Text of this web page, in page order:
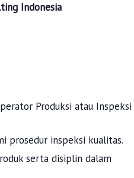
Indonesia
Produksi atau Inspeksi
prosedur inspeksi kualitas.
serta disiplin dalam